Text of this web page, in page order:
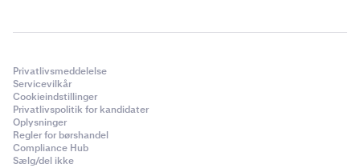
Privatlivsmeddelelse
Servicevilkår
Cookieindstillinger
Privatlivspolitik for kandidater
Oplysninger
Regler for børshandel
Compliance Hub
Sælg/del ikke